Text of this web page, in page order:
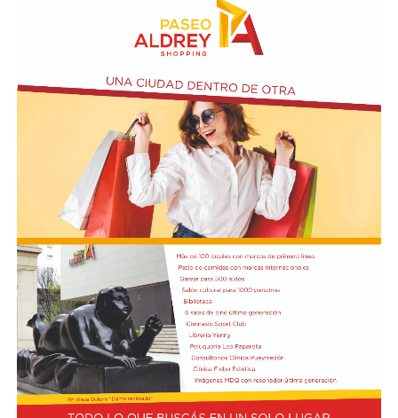
10 a 12 en la Biblioteca de Autores Marplatenses,
ubicada en el primer piso del edificio.
En relación al Ciclo Mes de la Niñez, este viernes 7 de
agosto a las 17:30 se presentarán “Los cuentos de
Charo” y la narración de poesías populares infantiles a
cargo de María del Rosario Gerez Martínez.
En tanto, el viernes 21 a las 17:30 se desarrollará “El
Cerebro Mágico: construyendo preguntas, respuestas y
circuitos”, a cargo de María Paula Algote. Se trata de un
taller práctico de arte, ciencia y tecnología en el que al
finalizar cada participante se lleva su propia creación
terminada. Es una actividad arancelada (incluye
materiales) destinada a niños a partir de los 6 años.
Los participantes menores de 8 años deberán asistir
acompañados por una persona adulta (menores